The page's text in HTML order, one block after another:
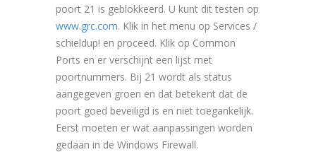
poort 21 is geblokkeerd. U kunt dit testen op
www.grc.com. Klik in het menu op Services /
schieldup! en proceed. Klik op Common
Ports en er verschijnt een lijst met
poortnummers. Bij 21 wordt als status
aangegeven groen en dat betekent dat de
poort goed beveiligd is en niet toegankelijk.
Eerst moeten er wat aanpassingen worden
gedaan in de Windows Firewall.